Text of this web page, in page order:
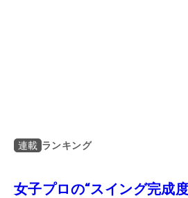
連載 ランキング
女子プロの“スイング完成